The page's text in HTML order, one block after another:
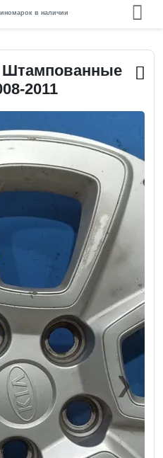
в наличии
Штампованные
2011
❯
Next